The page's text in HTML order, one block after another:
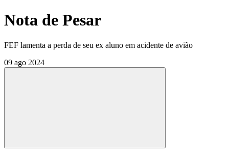
Nota de Pesar
FEF lamenta a perda de seu ex aluno em acidente de avião
09 ago 2024
Compartilhar